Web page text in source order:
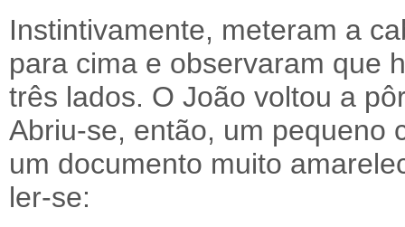
Instintivamente, meteram a
para cima e observaram que
três lados. O João voltou a
Abriu-se, então, um pequeno
um documento muito
ler-se: